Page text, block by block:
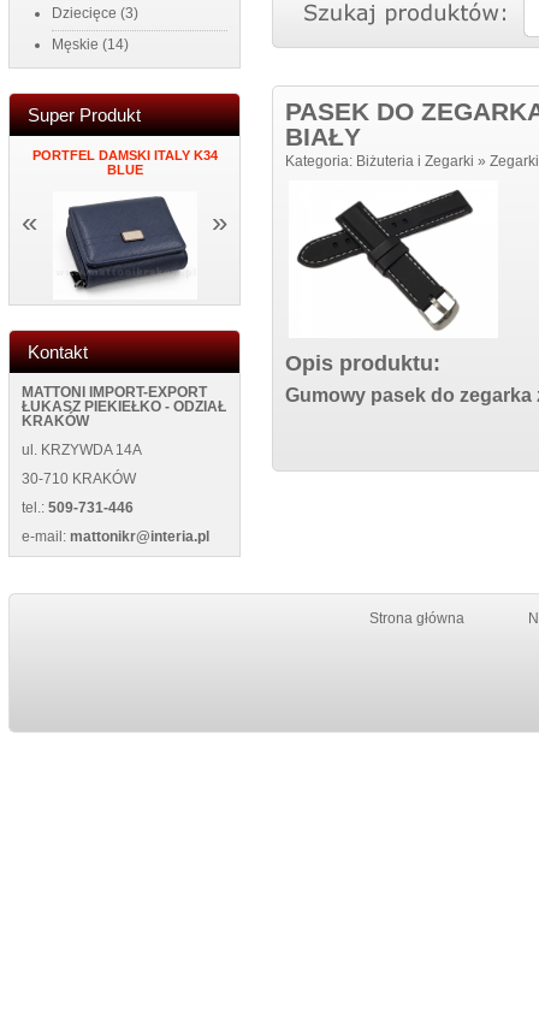
Dziecięce (3)
Męskie (14)
Super Produkt
PORTFEL DAMSKI ITALY K34
BLUE
MĘSKI PORTFEL SKÓRZANY
NEW WILD 125400 BLUE
ZEGAR
ŚCIANĘ
« »
Kontakt
MATTONI IMPORT-EXPORT
ŁUKASZ PIEKIEŁKO - ODZIAŁ
KRAKÓW
ul. KRZYWDA 14A
30-710 KRAKÓW
tel.: 509-731-446
e-mail: mattonikr@interia.pl
PASEK DO
BIAŁY
Kategoria: Biżuteria i Zegarki » Zegarki
Opis produktu:
Gumowy pasek do
Strona główna